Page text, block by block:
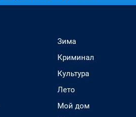
Зима
Криминал
Культура
Лето
Мой дом